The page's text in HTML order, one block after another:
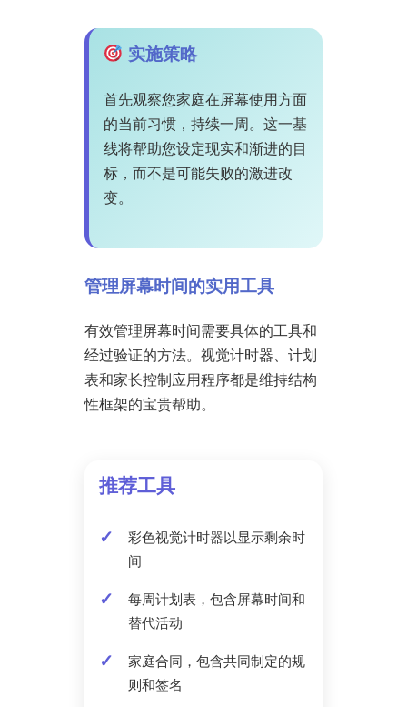
实施策略
首先观察您家庭在屏幕使用方面
的当前习惯，持续一周。这一基
线将帮助您设定现实和渐进的目
标，而不是可能失败的激进改
变。
管理屏幕时间的实用工具
有效管理屏幕时间需要具体的工具和
经过验证的方法。视觉计时器、计划
表和家长控制应用程序都是维持结构
性框架的宝贵帮助。
推荐工具
彩色视觉计时器以显示剩余时
间
每周计划表，包含屏幕时间和
替代活动
家庭合同，包含共同制定的规
则和签名